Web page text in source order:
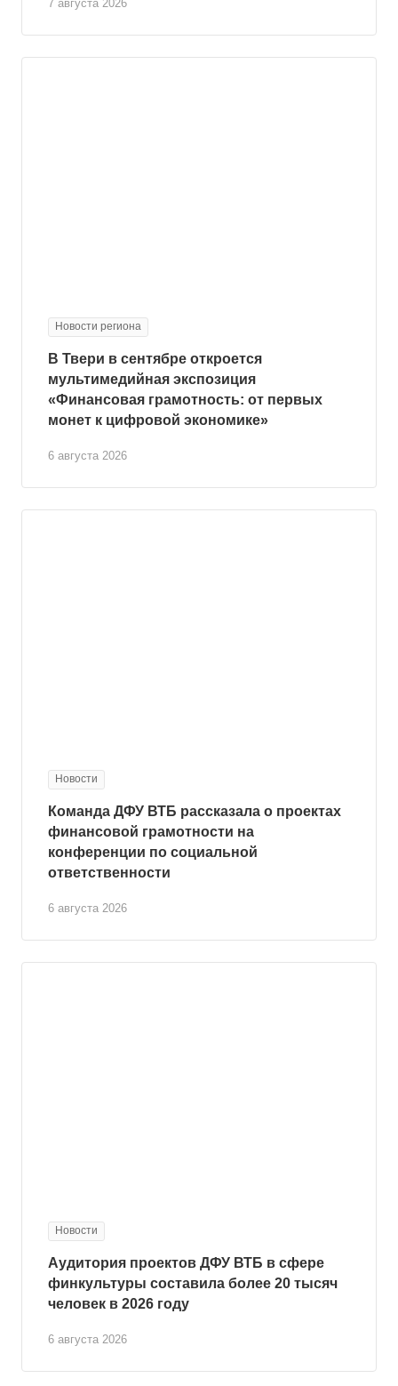
7 августа 2026
Новости региона
6 августа 2026
В Твери в сентябре откроется
мультимедийная экспозиция
«Финансовая грамотность: от первых
монет к цифровой экономике»
Новости
6 августа 2026
Команда ДФУ ВТБ рассказала о проектах
финансовой грамотности на
конференции по социальной
ответственности
Новости
6 августа 2026
Аудитория проектов ДФУ ВТБ в сфере
финкультуры составила более 20 тысяч
человек в 2026 году